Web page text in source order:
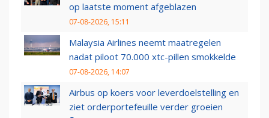
op laatste moment afgeblazen
07-08-2026, 15:11
Malaysia Airlines neemt maatregelen
nadat piloot 70.000 xtc-pillen smokkelde
07-08-2026, 14:07
Airbus op koers voor leverdoelstelling en
ziet orderportefeuille verder groeien